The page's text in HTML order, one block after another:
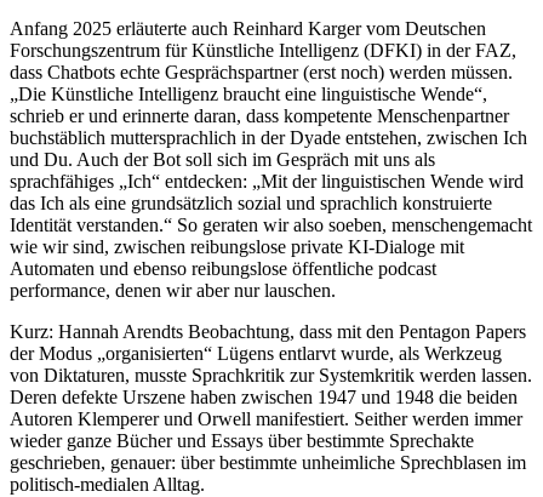
Anfang 2025 erläuterte auch Reinhard Karger vom Deutschen
Forschungszentrum für Künstliche Intelligenz (DFKI) in der FAZ,
dass Chatbots echte Gesprächspartner (erst noch) werden müssen.
„Die Künstliche Intelligenz braucht eine linguistische Wende“,
schrieb er und erinnerte daran, dass kompetente Menschenpartner
buchstäblich muttersprachlich in der Dyade entstehen, zwischen Ich
und Du. Auch der Bot soll sich im Gespräch mit uns als
sprachfähiges „Ich“ entdecken: „Mit der linguistischen Wende wird
das Ich als eine grundsätzlich sozial und sprachlich konstruierte
Identität verstanden.“ So geraten wir also soeben, menschengemacht
wie wir sind, zwischen reibungslose private KI-Dialoge mit
Automaten und ebenso reibungslose öffentliche podcast
performance, denen wir aber nur lauschen.
Kurz: Hannah Arendts Beobachtung, dass mit den Pentagon Papers
der Modus „organisierten“ Lügens entlarvt wurde, als Werkzeug
von Diktaturen, musste Sprachkritik zur Systemkritik werden lassen.
Deren defekte Urszene haben zwischen 1947 und 1948 die beiden
Autoren Klemperer und Orwell manifestiert. Seither werden immer
wieder ganze Bücher und Essays über bestimmte Sprechakte
geschrieben, genauer: über bestimmte unheimliche Sprechblasen im
politisch-medialen Alltag.